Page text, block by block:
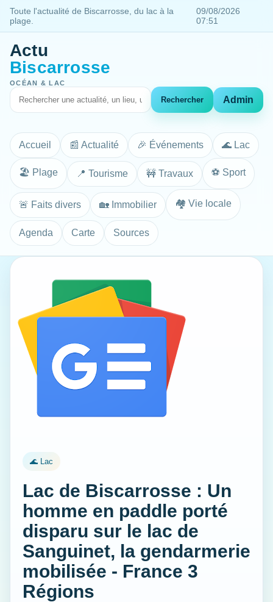
Toute l'actualité de Biscarrosse, du lac à la
plage.
09/08/2026
07:51
Actu
Biscarrosse
OCÉAN & LAC
Rechercher Admin
Accueil 📰 Actualité 🎉 Événements 🌊 Lac
🏖️ Plage 📍 Tourisme 🚧 Travaux ⚽ Sport
🚨 Faits divers 🏡 Immobilier 🏘️ Vie locale
Agenda Carte Sources
🌊 Lac
Lac de Biscarrosse : Un
homme en paddle porté
disparu sur le lac de
Sanguinet, la gendarmerie
mobilisée - France 3
Régions